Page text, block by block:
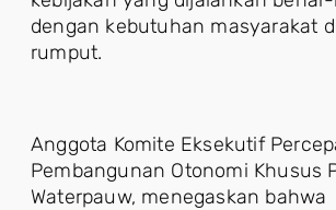
dengan kebutuhan masyarakat
rumput.
Anggota Komite Eksekutif
Pembangunan Otonomi Khusus
Waterpauw, menegaskan bahwa